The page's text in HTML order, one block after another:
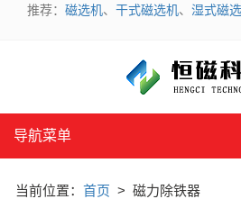
推荐： 磁选机、 干式磁选机、 湿式磁
导航菜单
当前位置： 首页 > 磁力除铁器